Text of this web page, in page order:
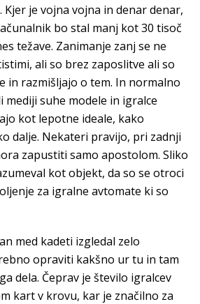
Kjer je vojna vojna in denar denar,
bo stal manj kot 30 tisoč
težave. Zanimanje zanj se ne
ali so brez zaposlitve ali so
in razmišljajo o tem. In normalno
mediji suhe modele in igralce
kot lepotne ideale, kako
dalje. Nekateri pravijo, pri zadnji
zapustiti samo apostolom. Sliko
kot objekt, da so se otroci
za igralne avtomate ki so
med kadeti izgledal zelo
opraviti kakšno ur tu in tam
dela. Čeprav je število igralcev
kart v krovu, kar je značilno za